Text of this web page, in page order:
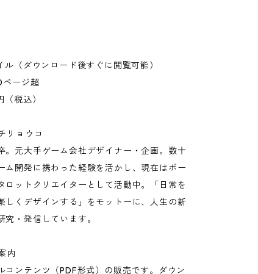
ル（ダウンロード後すぐに閲覧可能）
ページ超
税込）
リョウコ
。元大手ゲーム会社デザイナー・企画。数十
ム開発に携わった経験を活かし、現在はボー
ロットクリエイターとして活動中。「日常を
しくデザインする」をモットーに、人生の新
究・発信しています。
内
コンテンツ（PDF形式）の販売です。ダウン